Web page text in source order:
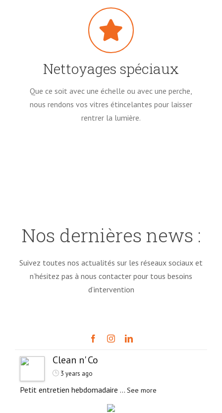
Nettoyages spéciaux
Que ce soit avec une échelle ou avec une perche,
nous rendons vos vitres étincelantes pour laisser
rentrer la lumière.
Nos dernières news :
Suivez toutes nos actualités sur les réseaux sociaux et
n’hésitez pas à nous contacter pour tous besoins
d’intervention
Clean n' Co
3 years ago
Petit entretien hebdomadaire ... See more